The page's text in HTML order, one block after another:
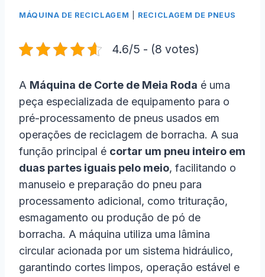
MÁQUINA DE RECICLAGEM RECICLAGEM DE PNEUS
4.6/5 - (8 votes)
A Máquina de Corte de Meia Roda é uma
peça especializada de equipamento para o
pré-processamento de pneus usados em
operações de reciclagem de borracha. A sua
função principal é cortar um pneu inteiro em
duas partes iguais pelo meio, facilitando o
manuseio e preparação do pneu para
processamento adicional, como trituração,
esmagamento ou produção de pó de
borracha. A máquina utiliza uma lâmina
circular acionada por um sistema hidráulico,
garantindo cortes limpos, operação estável e